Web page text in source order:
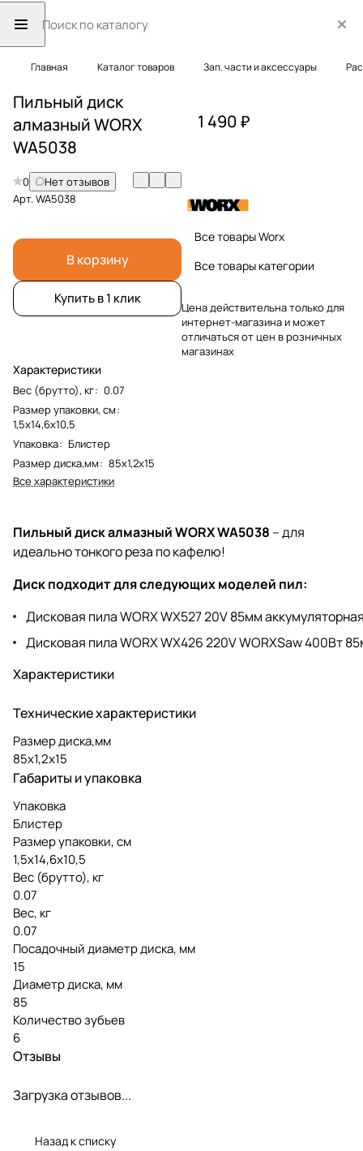
Главная Каталог товаров Зап. части и аксессуары
Пильный диск
алмазный WORX
WA5038
0
Нет отзывов
Арт.WA5038
В корзину
Купить в 1 клик
Характеристики
Вес (брутто), кг: 0.07
Размер упаковки, см:
1,5х14,6х10,5
Упаковка: Блистер
Размер диска,мм: 85х1,2х15
Все характеристики
1 490 ₽
Все товары Worx
Все товары категории
Цена действительна только для
интернет-магазина и может
отличаться от цен в розничных
магазинах
Пильный диск алмазный WORX WA5038 – для
идеально тонкого реза по кафелю!
Диск подходит для следующих моделей пил:
Дисковая пила WORX WX527 20V 85мм
Дисковая пила WORX WX426 220V WORXSaw 400Вт
Характеристики
Технические характеристики
Размер диска,мм
85х1,2х15
Габариты и упаковка
Упаковка
Блистер
Размер упаковки, см
1,5х14,6х10,5
Вес (брутто), кг
0.07
Вес, кг
0.07
Посадочный диаметр диска, мм
15
Диаметр диска, мм
85
Количество зубьев
6
Отзывы
Загрузка отзывов...
Назад к списку